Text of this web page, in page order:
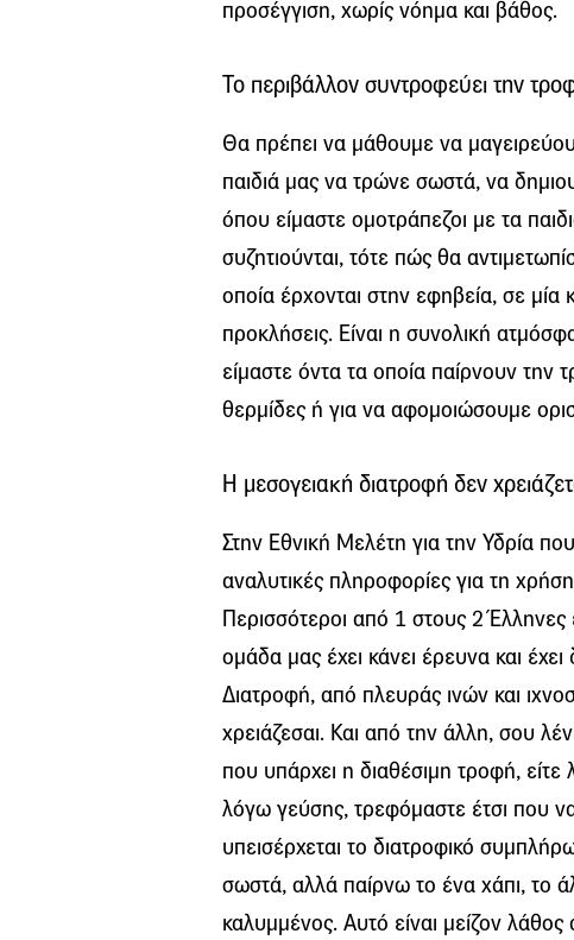
προσέγγιση, χωρίς νόημα και βάθος.
Το περιβάλλον συντροφεύει την
Θα πρέπει να μάθουμε να
παιδιά μας να τρώνε σωστά, να
όπου είμαστε ομοτράπεζοι με τα
συζητιούνται, τότε πώς θα
οποία έρχονται στην εφηβεία, σε μία
προκλήσεις. Είναι η συνολική
είμαστε όντα τα οποία παίρνουν
θερμίδες ή για να αφομοιώσουμε
Η μεσογειακή διατροφή δεν
Στην Εθνική Μελέτη για την Υδρία
αναλυτικές πληροφορίες για τη
Περισσότεροι από 1 στους 2
ομάδα μας έχει κάνει έρευνα και
Διατροφή, από πλευράς ινών και
χρειάζεσαι. Και από την άλλη, σου
που υπάρχει η διαθέσιμη τροφή, είτε
λόγω γεύσης, τρεφόμαστε έτσι που
υπεισέρχεται το διατροφικό
σωστά, αλλά παίρνω το ένα χάπι, το
καλυμμένος. Αυτό είναι μείζον